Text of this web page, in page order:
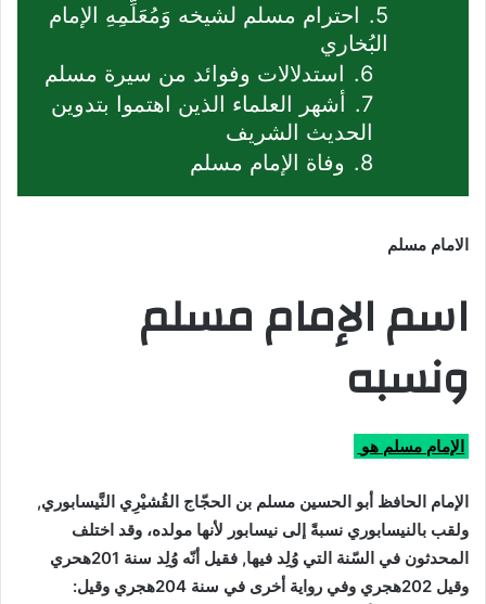
5.
احترام مسلم لشيخه وَمُعَلِّمِهِ الإمام
البُخاري
6.
استدلالات وفوائد من سيرة مسلم
7.
أشهر العلماء الذين اهتموا بتدوين
الحديث الشريف
8.
وفاة الإمام مسلم
الامام مسلم
اسم الإمام مسلم
ونسبه
الإمام مسلم هو
الإمام الحافظ أبو الحسين مسلم بن الحجّاج القُشيْرِي النَّيسابوري,
ولقب بالنيسابوري نسبةً إلى نيسابور لأنها مولده، وقد اختلف
المحدثون في السّنة التي وُلِد فيها, فقيل أنّه وُلِد سنة 201هحري
وقيل 202هجري وفي رواية أخرى في سنة 204هجري وقيل: